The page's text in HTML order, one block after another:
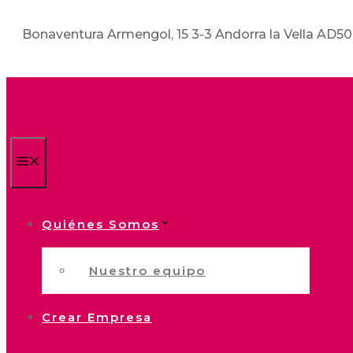
Bonaventura Armengol, 15 3-3 Andorra la Vella
Quiénes Somos
Nuestro equipo
Crear Empresa